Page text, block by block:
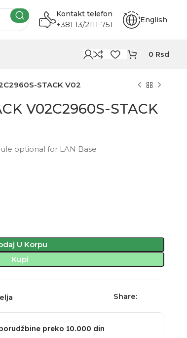
Kontakt telefon
+381 13/2111-751 English
0 Rsd
STACK V02
V02C2960S-STACK
optional for LAN Base
U Korpu
Kupi
Share:
preko 10.000 din